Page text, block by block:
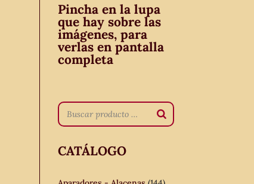
Pincha en la lupa
que hay sobre las
imágenes, para
verlas en pantalla
completa
CATÁLOGO